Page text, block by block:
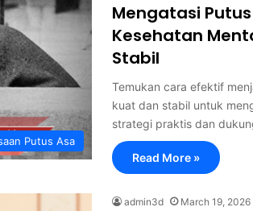
Putus Asa
Mengatasi
Kesehatan
Stabil
Temukan cara efektif
kuat dan stabil untuk
strategi praktis dan
Read More »
admin3d March 19, 2026